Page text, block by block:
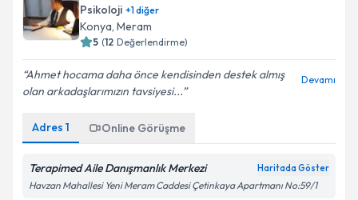
Psikoloji +1diğer
Konya, Meram
5 (12 Değerlendirme)
Ahmet hocama daha önce kendisinden destek almış
olan arkadaşlarımızın tavsiyesi...
Devamı
Adres 1 Online Görüşme
Terapimed Aile Danışmanlık Merkezi Haritada Göster
Havzan Mahallesi Yeni Meram Caddesi Çetinkaya Apartmanı No:59/1